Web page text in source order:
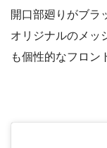
開口部廻りがブラ
オリジナルのメッ
も個性的なフロン